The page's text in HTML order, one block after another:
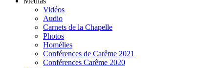
Vidéos
Audio
Carnets de la Chapelle
Photos
Homélies
Conférences de Carême 2021
Conférences Carême 2020